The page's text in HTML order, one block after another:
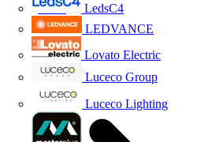
LedsC4
LEDVANCE
Lovato Electric
Luceco Group
Luceco Lighting
Inicio